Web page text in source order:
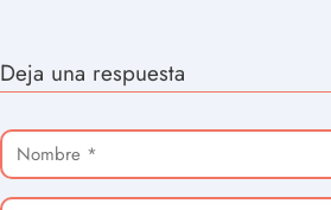
Deja una respuesta